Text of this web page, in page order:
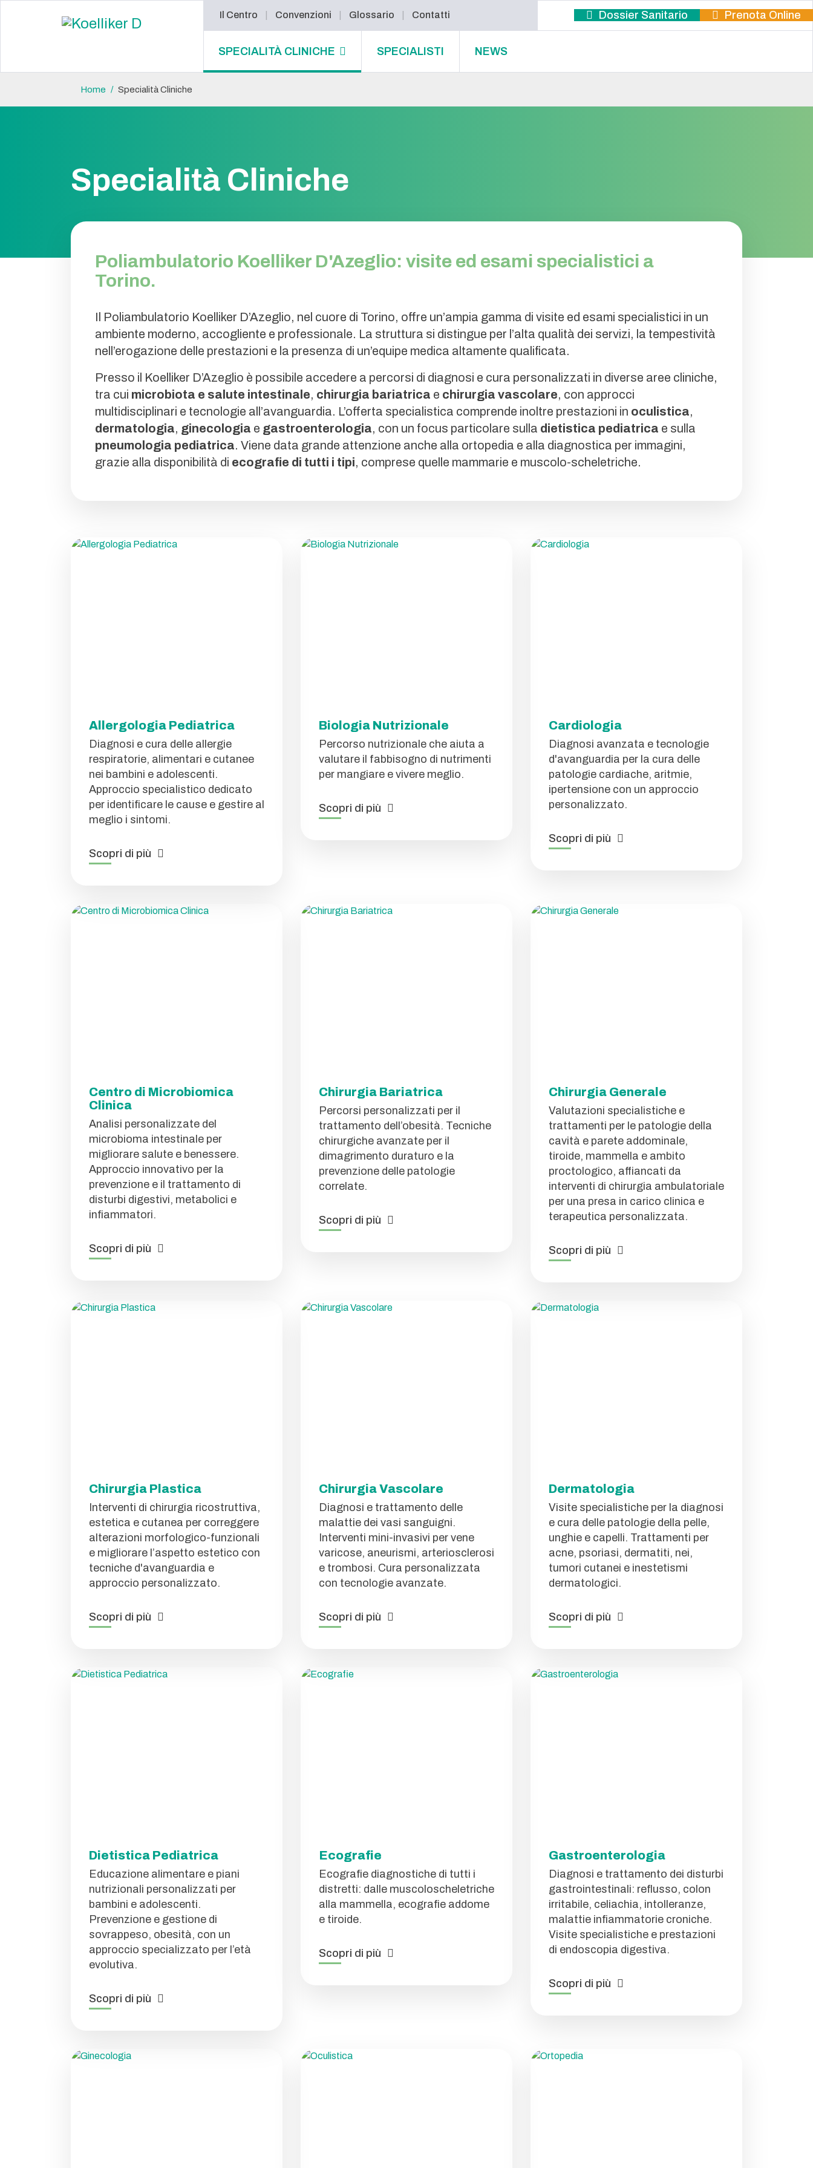
Il Centro Convenzioni Glossario Contatti Dossier Sanitario Prenota Online
SPECIALITÀ CLINICHE SPECIALISTI NEWS
Home Specialità Cliniche
Specialità Cliniche
Poliambulatorio Koelliker D'Azeglio: visite ed esami specialistici a
Torino.
Il Poliambulatorio Koelliker D’Azeglio, nel cuore di Torino, offre un’ampia gamma di visite ed esami specialistici in un
ambiente moderno, accogliente e professionale. La struttura si distingue per l’alta qualità dei servizi, la tempestività
nell’erogazione delle prestazioni e la presenza di un’equipe medica altamente qualificata.
Presso il Koelliker D’Azeglio è possibile accedere a percorsi di diagnosi e cura personalizzati in diverse aree cliniche,
tra cui microbiota e salute intestinale, chirurgia bariatrica e chirurgia vascolare, con approcci
multidisciplinari e tecnologie all’avanguardia. L’offerta specialistica comprende inoltre prestazioni in oculistica,
dermatologia, ginecologia e gastroenterologia, con un focus particolare sulla dietistica pediatrica e sulla
pneumologia pediatrica. Viene data grande attenzione anche alla ortopedia e alla diagnostica per immagini,
grazie alla disponibilità di ecografie di tutti i tipi, comprese quelle mammarie e muscolo-scheletriche.
Allergologia Pediatrica
Diagnosi e cura delle allergie
respiratorie, alimentari e cutanee
nei bambini e adolescenti.
Approccio specialistico dedicato
per identificare le cause e gestire al
meglio i sintomi.
Scopri di più
Biologia Nutrizionale
Percorso nutrizionale che aiuta a
valutare il fabbisogno di nutrimenti
per mangiare e vivere meglio.
Scopri di più
Cardiologia
Diagnosi avanzata e tecnologie
d'avanguardia per la cura delle
patologie cardiache, aritmie,
ipertensione con un approccio
personalizzato.
Scopri di più
Centro di Microbiomica
Clinica
Analisi personalizzate del
microbioma intestinale per
migliorare salute e benessere.
Approccio innovativo per la
prevenzione e il trattamento di
disturbi digestivi, metabolici e
infiammatori.
Scopri di più
Chirurgia Bariatrica
Percorsi personalizzati per il
trattamento dell’obesità. Tecniche
chirurgiche avanzate per il
dimagrimento duraturo e la
prevenzione delle patologie
correlate.
Scopri di più
Chirurgia Generale
Valutazioni specialistiche e
trattamenti per le patologie della
cavità e parete addominale,
tiroide, mammella e ambito
proctologico, affiancati da
interventi di chirurgia ambulatoriale
per una presa in carico clinica e
terapeutica personalizzata.
Scopri di più
Chirurgia Plastica
Interventi di chirurgia ricostruttiva,
estetica e cutanea per correggere
alterazioni morfologico-funzionali
e migliorare l’aspetto estetico con
tecniche d'avanguardia e
approccio personalizzato.
Scopri di più
Chirurgia Vascolare
Diagnosi e trattamento delle
malattie dei vasi sanguigni.
Interventi mini-invasivi per vene
varicose, aneurismi, arteriosclerosi
e trombosi. Cura personalizzata
con tecnologie avanzate.
Scopri di più
Dermatologia
Visite specialistiche per la diagnosi
e cura delle patologie della pelle,
unghie e capelli. Trattamenti per
acne, psoriasi, dermatiti, nei,
tumori cutanei e inestetismi
dermatologici.
Scopri di più
Dietistica Pediatrica
Educazione alimentare e piani
nutrizionali personalizzati per
bambini e adolescenti.
Prevenzione e gestione di
sovrappeso, obesità, con un
approccio specializzato per l’età
evolutiva.
Scopri di più
Ecografie
Ecografie diagnostiche di tutti i
distretti: dalle muscoloscheletriche
alla mammella, ecografie addome
e tiroide.
Scopri di più
Gastroenterologia
Diagnosi e trattamento dei disturbi
gastrointestinali: reflusso, colon
irritabile, celiachia, intolleranze,
malattie infiammatorie croniche.
Visite specialistiche e prestazioni
di endoscopia digestiva.
Scopri di più